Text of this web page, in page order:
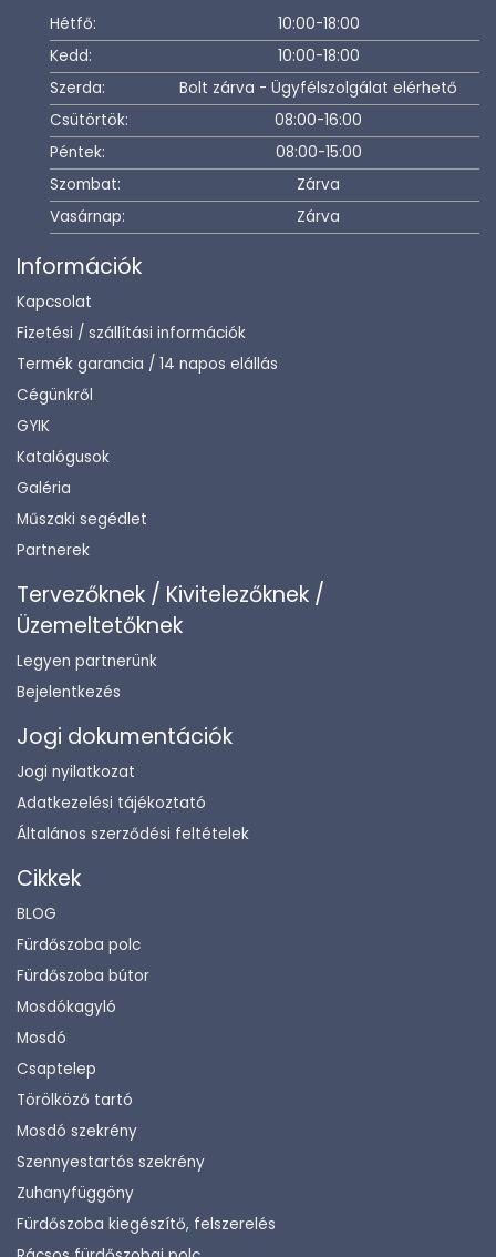
Hétfő:
10:00-18:00
Kedd:
10:00-18:00
Szerda:
Bolt zárva - Ügyfélszolgálat elérhető
Csütörtök:
08:00-16:00
Péntek:
08:00-15:00
Szombat:
Zárva
Vasárnap:
Zárva
Információk
Kapcsolat
Fizetési / szállítási információk
Termék garancia / 14 napos elállás
Cégünkről
GYIK
Katalógusok
Galéria
Műszaki segédlet
Partnerek
Tervezőknek / Kivitelezőknek /
Üzemeltetőknek
Legyen partnerünk
Bejelentkezés
Jogi dokumentációk
Jogi nyilatkozat
Adatkezelési tájékoztató
Általános szerződési feltételek
Cikkek
BLOG
Fürdőszoba polc
Fürdőszoba bútor
Mosdókagyló
Mosdó
Csaptelep
Törölköző tartó
Mosdó szekrény
Szennyestartós szekrény
Zuhanyfüggöny
Fürdőszoba kiegészítő, felszerelés